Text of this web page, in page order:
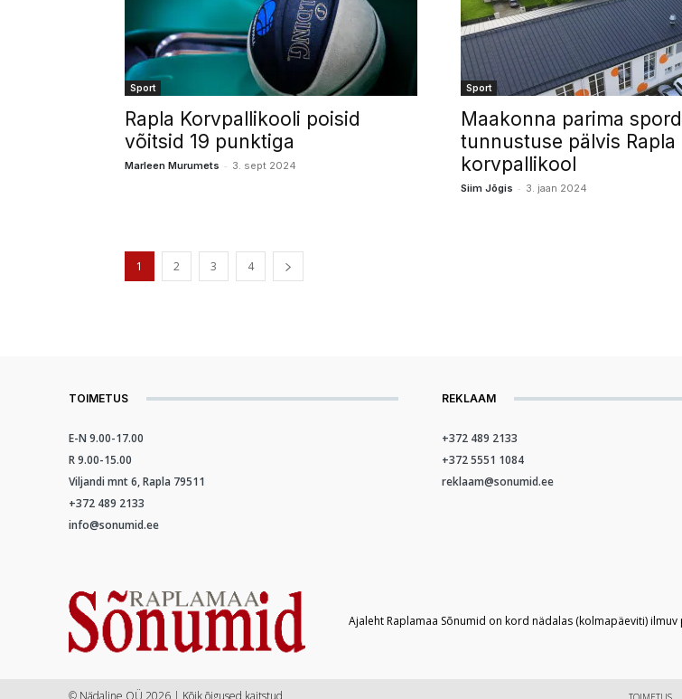
Sport
Rapla Korvpallikooli poisid
võitsid 19 punktiga
Marleen Murumets - 3. sept 2024
Sport
Maakonna parima
tunnustuse pälvis Rapla
korvpallikool
Siim Jõgis - 3. jaan 2024
1 2 3 4
TOIMETUS
E-N 9.00-17.00
R 9.00-15.00
Viljandi mnt 6, Rapla 79511
+372 489 2133
info@sonumid.ee
REKLAAM
+372 489 2133
+372 5551 1084
reklaam@sonumid.ee
Ajaleht Raplamaa Sõnumid on kord nädalas (kolmapäeviti)